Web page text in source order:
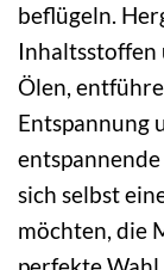
beflügeln.
Inhaltsstoffen
Ölen,
Entspannung
sich selbst
möchten, die